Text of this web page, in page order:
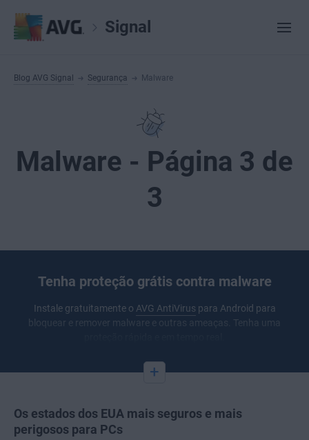
Signal
Blog AVG Signal Segurança Malware
Malware - Página 3 de
3
Tenha proteção grátis contra malware
Instale gratuitamente o AVG AntiVirus para Android para
bloquear e remover malware e outras ameaças. Tenha uma
+
Os estados dos EUA mais seguros e mais
perigosos para PCs